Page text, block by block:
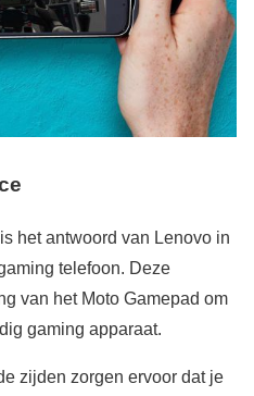
is het antwoord van Lenovo in
telefoon. Deze
van het Moto Gamepad om
gaming apparaat.
zijden zorgen ervoor dat je